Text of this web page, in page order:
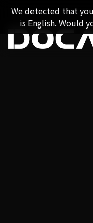
We detected that
is English. Would